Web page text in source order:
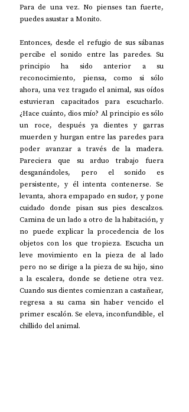
Para de una vez. No pienses tan fuerte,
puedes asustar a Monito.
Entonces, desde el refugio de sus sábanas
percibe el sonido entre las paredes. Su
principio ha sido anterior a su
reconocimiento, piensa, como si sólo
ahora, una vez tragado el animal, sus oídos
estuvieran capacitados para escucharlo.
¿Hace cuánto, dios mío? Al principio es sólo
un roce, después ya dientes y garras
muerden y hurgan entre las paredes para
poder avanzar a través de la madera.
Pareciera que su arduo trabajo fuera
desganándoles, pero el sonido es
persistente, y él intenta contenerse. Se
levanta, ahora empapado en sudor, y pone
cuidado donde pisan sus pies descalzos.
Camina de un lado a otro de la habitación, y
no puede explicar la procedencia de los
objetos con los que tropieza. Escucha un
leve movimiento en la pieza de al lado
pero no se dirige a la pieza de su hijo, sino
a la escalera, donde se detiene otra vez.
Cuando sus dientes comienzan a castañear,
regresa a su cama sin haber vencido el
primer escalón. Se eleva, inconfundible, el
chillido del animal.